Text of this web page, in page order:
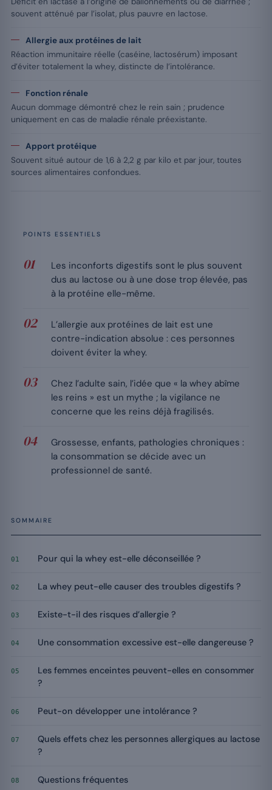
souvent atténué par l’isolat, plus pauvre en lactose.
Allergie aux protéines de lait
Réaction immunitaire réelle (caséine, lactosérum) imposant
d’éviter totalement la whey, distincte de l’intolérance.
Fonction rénale
Aucun dommage démontré chez le rein sain ; prudence
uniquement en cas de maladie rénale préexistante.
Apport protéique
Souvent situé autour de 1,6 à 2,2 g par kilo et par jour, toutes
sources alimentaires confondues.
POINTS ESSENTIELS
Les inconforts digestifs sont le plus souvent
dus au lactose ou à une dose trop élevée, pas
à la protéine elle-même.
L’allergie aux protéines de lait est une
contre-indication absolue : ces personnes
doivent éviter la whey.
Chez l’adulte sain, l’idée que « la whey abîme
les reins » est un mythe ; la vigilance ne
concerne que les reins déjà fragilisés.
Grossesse, enfants, pathologies chroniques :
la consommation se décide avec un
professionnel de santé.
SOMMAIRE
01 Pour qui la whey est-elle déconseillée ?
02 La whey peut-elle causer des troubles digestifs ?
03 Existe-t-il des risques d’allergie ?
04 Une consommation excessive est-elle dangereuse ?
05
Les femmes enceintes peuvent-elles en consommer
?
06 Peut-on développer une intolérance ?
07
Quels effets chez les personnes allergiques au lactose
?
08 Questions fréquentes